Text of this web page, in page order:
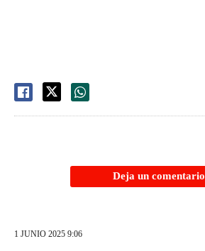
Deja un comentario
1 JUNIO 2025 9:06